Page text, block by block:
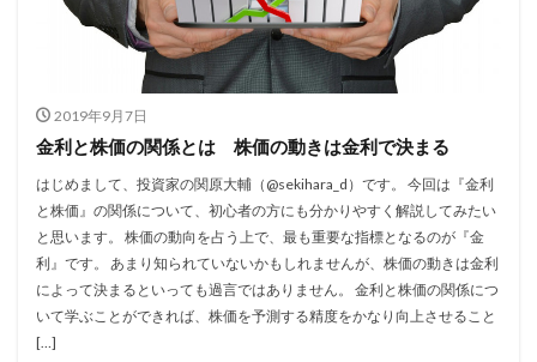
2019年9月7日
金利と株価の関係とは 株価の動きは金利で決まる
はじめまして、投資家の関原大輔（@sekihara_d）です。 今回は『金利
と株価』の関係について、初心者の方にも分かりやすく解説してみたい
と思います。 株価の動向を占う上で、最も重要な指標となるのが『金
利』です。 あまり知られていないかもしれませんが、株価の動きは金利
によって決まるといっても過言ではありません。 金利と株価の関係につ
いて学ぶことができれば、株価を予測する精度をかなり向上させること
[…]